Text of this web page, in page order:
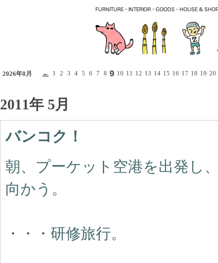
2026年8月 ← 1 2 3 4 5 6 7 8 9 10 11 12 13 14 15 16 17 18 19 20
2011年 5月
バンコク！
朝、プーケット空港を出発し
向かう。
・・・研修旅行。